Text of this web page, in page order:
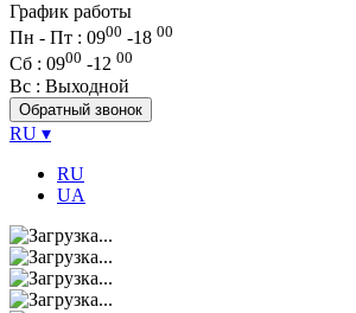
График работы
Пн - Пт : 0900 -18 00
Сб : 0900 -12 00
Вс : Выходной
Обратный звонок
RU ▾
RU
UA